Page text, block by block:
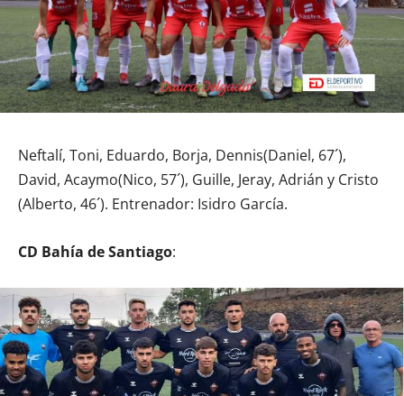
Neftalí, Toni, Eduardo, Borja, Dennis(Daniel, 67´),
David, Acaymo(Nico, 57´), Guille, Jeray, Adrián y Cristo
(Alberto, 46´). Entrenador: Isidro García.
CD Bahía de Santiago: